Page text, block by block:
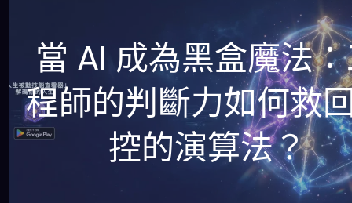
當 AI 成為黑盒魔法
程師的判斷力如何救
控的演算法？